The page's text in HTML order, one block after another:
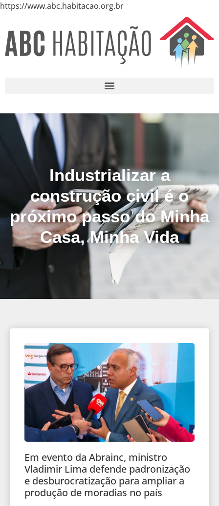
https://www.abc.habitacao.org.br
Industrializar a
construção civil é o
próximo passo do Minha
Casa, Minha Vida
Em evento da Abrainc, ministro
Vladimir Lima defende padronização
e desburocratização para ampliar a
produção de moradias no país